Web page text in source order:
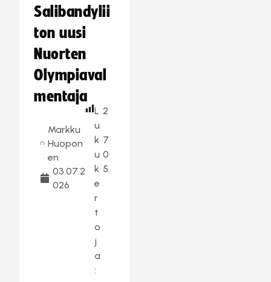
Salibandylii
ton uusi
Nuorten
Olympiaval
mentaja
Markku
Huopon
en
03.07.2
026
L
u
k
u
k
e
r
t
o
j
a
:
2
7
0
5